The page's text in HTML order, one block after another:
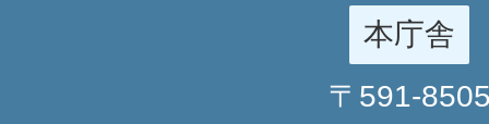
本庁舎
〒591-